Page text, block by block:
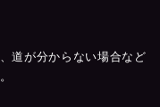
道が分からない場合など